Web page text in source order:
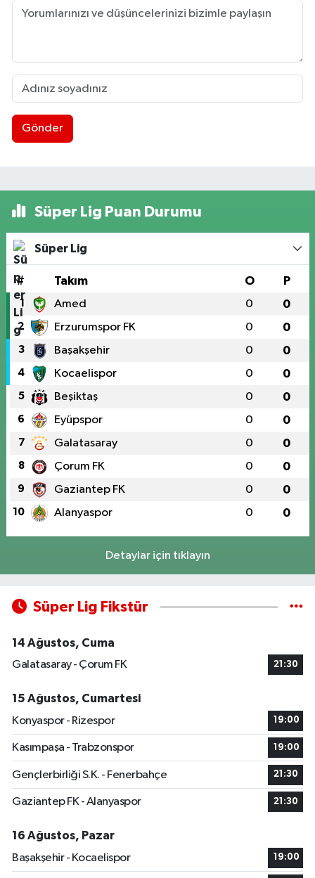
Gönder
Süper Lig Puan Durumu
Süper Lig
# Takım O P
1 Amed 0 0
2 Erzurumspor FK 0 0
3 Başakşehir 0 0
4 Kocaelispor 0 0
5 Beşiktaş 0 0
6 Eyüpspor 0 0
7 Galatasaray 0 0
8 Çorum FK 0 0
9 Gaziantep FK 0 0
10 Alanyaspor 0 0
Detaylar için tıklayın
Süper Lig Fikstür
14 Ağustos, Cuma
Galatasaray - Çorum FK
21:30
15 Ağustos, Cumartesi
Konyaspor - Rizespor
19:00
Kasımpaşa - Trabzonspor 19:00
Gençlerbirliği S.K. - Fenerbahçe 21:30
Gaziantep FK - Alanyaspor 21:30
16 Ağustos, Pazar
Başakşehir - Kocaelispor
19:00